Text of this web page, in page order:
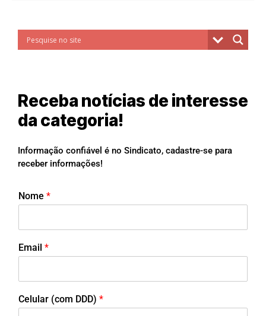
Receba notícias de interesse
da categoria!
Informação confiável é no Sindicato, cadastre-se para
receber informações!
Nome *
Email *
Celular (com DDD) *